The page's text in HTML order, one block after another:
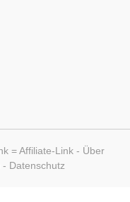
=Affiliate-Link - Über
- Datenschutz